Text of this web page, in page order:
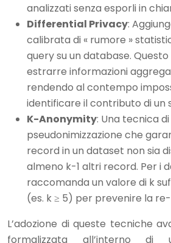
analizzati senza esporli in
Differential Privacy:
calibrata di « rumore »
query su un database.
estrarre informazioni
rendendo al contempo
identificare il contributo di un
K-Anonymity: Una tecnica di
pseudonimizzazione che
record in un dataset non sia
almeno k-1 altri record. Per i
raccomanda un valore di k
(es. k ≥ 5) per prevenire la
L’adozione di queste tecniche
formalizzata all’interno di